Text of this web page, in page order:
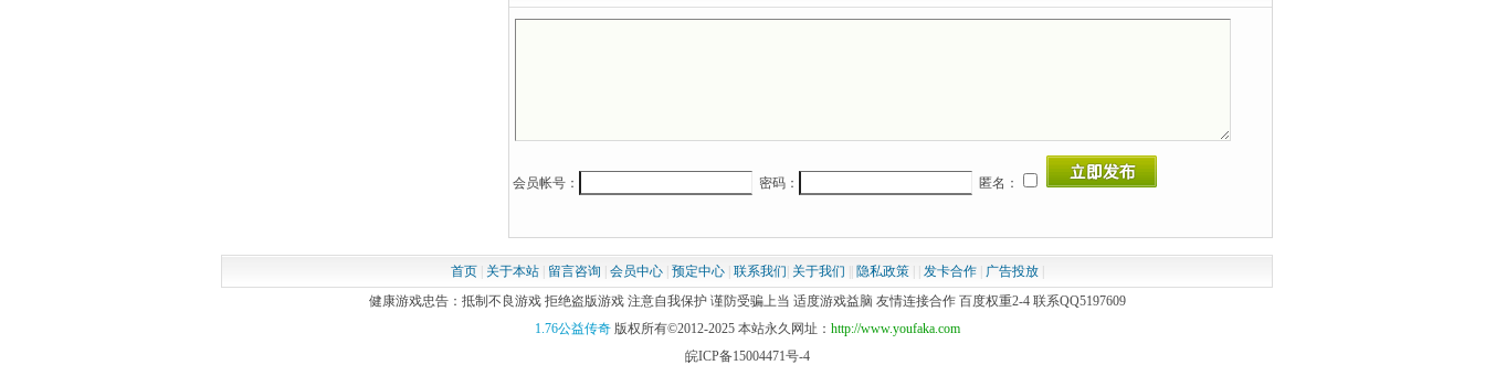
会员帐号： 密码： 匿名：
首页| 关于本站| 留言咨询 会员中心| 预定中心| 联系我们 关于我们 隐私政策| | 发卡合作| 广告投放|
健康游戏忠告：抵制不良游戏 拒绝盗版游戏 注意自我保护 谨防受骗上当 适度游戏益脑 友情连接合作 百度权重2-4 联系QQ5197609
1.76公益传奇版权所有©2012-2025 本站永久网址： http://www.youfaka.com
皖ICP备15004471号-4